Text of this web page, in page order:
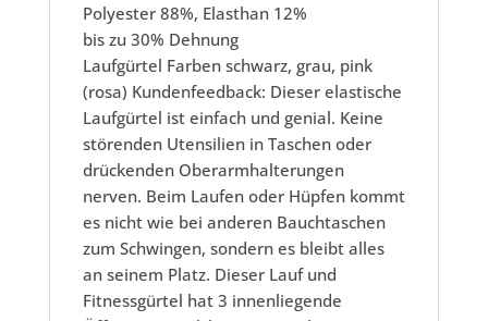
Polyester 88%, Elasthan 12%
bis zu 30% Dehnung
Laufgürtel Farben schwarz, grau, pink
(rosa) Kundenfeedback: Dieser elastische
Laufgürtel ist einfach und genial. Keine
störenden Utensilien in Taschen oder
drückenden Oberarmhalterungen
nerven. Beim Laufen oder Hüpfen kommt
es nicht wie bei anderen Bauchtaschen
zum Schwingen, sondern es bleibt alles
an seinem Platz. Dieser Lauf und
Fitnessgürtel hat 3 innenliegende